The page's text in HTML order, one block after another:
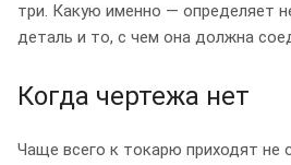
три. Какую именно — определяет
деталь и то, с чем она должна
Когда чертежа нет
Чаще всего к токарю приходят не